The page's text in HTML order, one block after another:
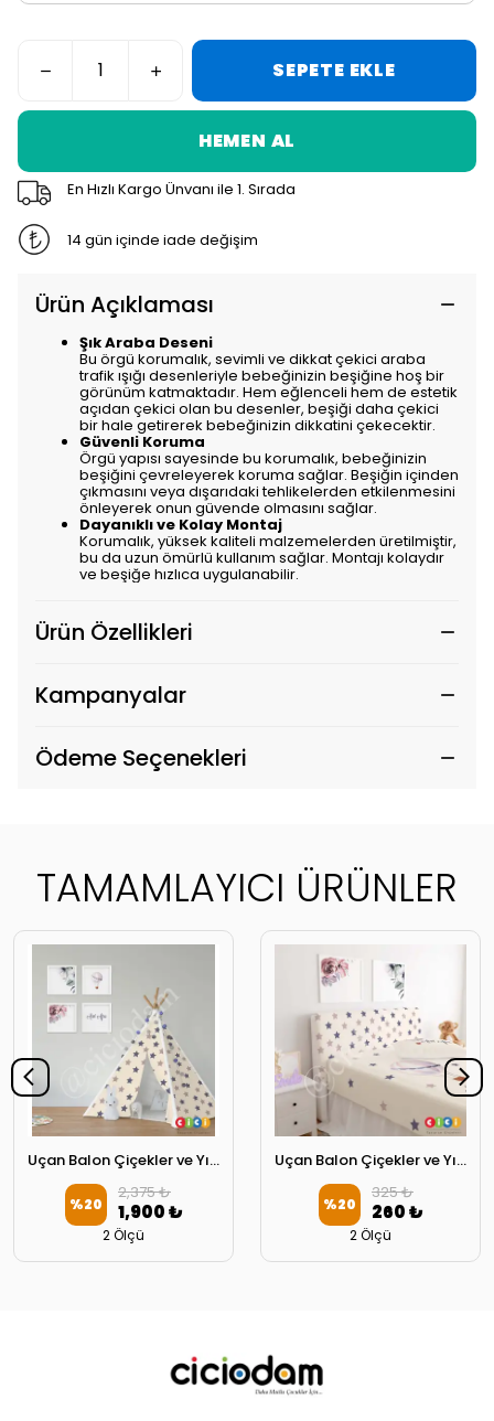
SEPETE EKLE
HEMEN AL
En Hızlı Kargo Ünvanı ile 1. Sırada
14 gün içinde iade değişim
Ürün Açıklaması
Şık Araba Deseni
Bu örgü korumalık, sevimli ve dikkat çekici araba
trafik ışığı desenleriyle bebeğinizin beşiğine hoş bir
görünüm katmaktadır. Hem eğlenceli hem de estetik
açıdan çekici olan bu desenler, beşiği daha çekici
bir hale getirerek bebeğinizin dikkatini çekecektir.
Güvenli Koruma
Örgü yapısı sayesinde bu korumalık, bebeğinizin
beşiğini çevreleyerek koruma sağlar. Beşiğin içinden
çıkmasını veya dışarıdaki tehlikelerden etkilenmesini
önleyerek onun güvende olmasını sağlar.
Dayanıklı ve Kolay Montaj
Korumalık, yüksek kaliteli malzemelerden üretilmiştir,
bu da uzun ömürlü kullanım sağlar. Montajı kolaydır
ve beşiğe hızlıca uygulanabilir.
Ürün Özellikleri
Kampanyalar
Ödeme Seçenekleri
TAMAMLAYICI ÜRÜNLER
Uçan Balon Çiçekler ve Yıldızlar Oyun Çadırı
%20
2,375 ₺
1,900 ₺
2 Ölçü
Uçan Balon Çiçekler ve Yıldızlar Başlık Kılıfı
%20
325 ₺
260 ₺
2 Ölçü